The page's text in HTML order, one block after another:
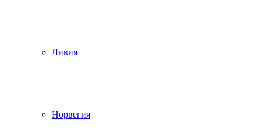
Ливия
Норвегия